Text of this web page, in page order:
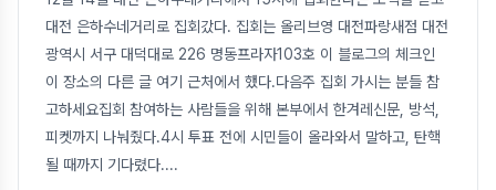
대전 은하수네거리로 집회갔다. 집회는 올리브영 대전파랑새점 대전
광역시 서구 대덕대로 226 명동프라자103호 이 블로그의 체크인
이 장소의 다른 글 여기 근처에서 했다.다음주 집회 가시는 분들 참
고하세요집회 참여하는 사람들을 위해 본부에서 한겨레신문, 방석,
피켓까지 나눠줬다.4시 투표 전에 시민들이 올라와서 말하고, 탄핵
될 때까지 기다렸다....